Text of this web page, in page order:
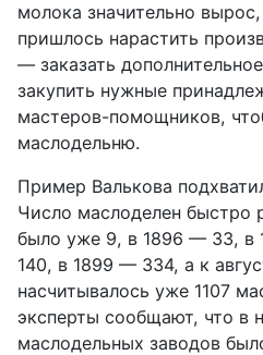
молока значительно вырос,
пришлось нарастить
— заказать
закупить нужные
мастеров-помощников,
маслодельню.
Пример Валькова
Число маслоделен быстро
было уже 9, в 1896 — 33,
140, в 1899 — 334, а к
насчитывалось уже 1107
эксперты сообщают, что в
маслодельных заводов